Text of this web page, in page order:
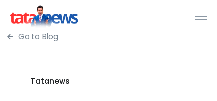
Go to Blog
Tatanews